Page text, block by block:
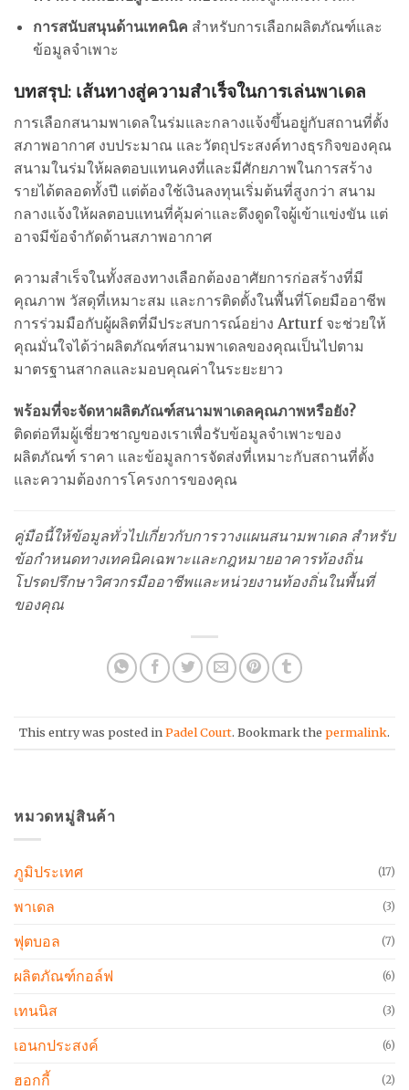
การสนับสนุนด้านเทคนิค สำหรับการเลือกผลิตภัณฑ์และ
ข้อมูลจำเพาะ
บทสรุป: เส้นทางสู่ความสำเร็จในการเล่นพาเดล
การเลือกสนามพาเดลในร่มและกลางแจ้งขึ้นอยู่กับสถานที่ตั้ง
สภาพอากาศ งบประมาณ และวัตถุประสงค์ทางธุรกิจของคุณ
สนามในร่มให้ผลตอบแทนคงที่และมีศักยภาพในการสร้าง
รายได้ตลอดทั้งปี แต่ต้องใช้เงินลงทุนเริ่มต้นที่สูงกว่า สนาม
กลางแจ้งให้ผลตอบแทนที่คุ้มค่าและดึงดูดใจผู้เข้าแข่งขัน แต่
อาจมีข้อจำกัดด้านสภาพอากาศ
ความสำเร็จในทั้งสองทางเลือกต้องอาศัยการก่อสร้างที่มี
คุณภาพ วัสดุที่เหมาะสม และการติดตั้งในพื้นที่โดยมืออาชีพ
การร่วมมือกับผู้ผลิตที่มีประสบการณ์อย่าง Arturf จะช่วยให้
คุณมั่นใจได้ว่าผลิตภัณฑ์สนามพาเดลของคุณเป็นไปตาม
มาตรฐานสากลและมอบคุณค่าในระยะยาว
พร้อมที่จะจัดหาผลิตภัณฑ์สนามพาเดลคุณภาพหรือยัง?
ติดต่อทีมผู้เชี่ยวชาญของเราเพื่อรับข้อมูลจำเพาะของ
ผลิตภัณฑ์ ราคา และข้อมูลการจัดส่งที่เหมาะกับสถานที่ตั้ง
และความต้องการโครงการของคุณ
คู่มือนี้ให้ข้อมูลทั่วไปเกี่ยวกับการวางแผนสนามพาเดล สำหรับ
ข้อกำหนดทางเทคนิคเฉพาะและกฎหมายอาคารท้องถิ่น
โปรดปรึกษาวิศวกรมืออาชีพและหน่วยงานท้องถิ่นในพื้นที่
ของคุณ
This entry was posted inPadel Court. Bookmark the permalink.
หมวดหมู่สินค้า
ภูมิประเทศ (17)
พาเดล (3)
ฟุตบอล (7)
ผลิตภัณฑ์กอล์ฟ (6)
เทนนิส (3)
เอนกประสงค์ (6)
ฮอกกี้ (2)